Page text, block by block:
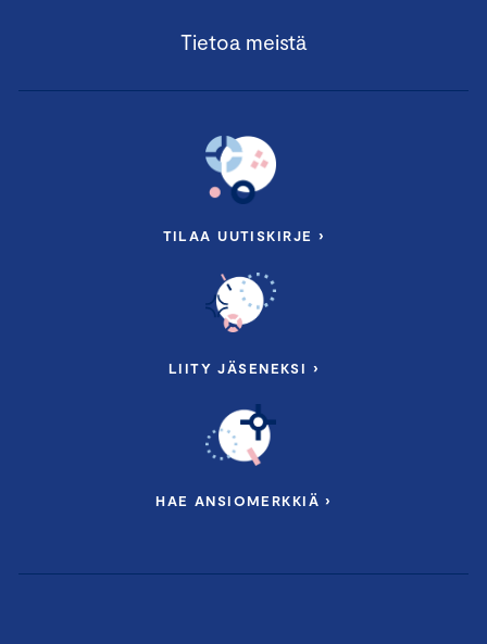
Tietoa meistä
TILAA UUTISKIRJE ›
LIITY JÄSENEKSI ›
HAE ANSIOMERKKIÄ ›